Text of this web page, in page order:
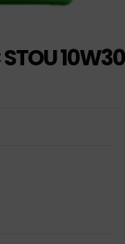
10W30